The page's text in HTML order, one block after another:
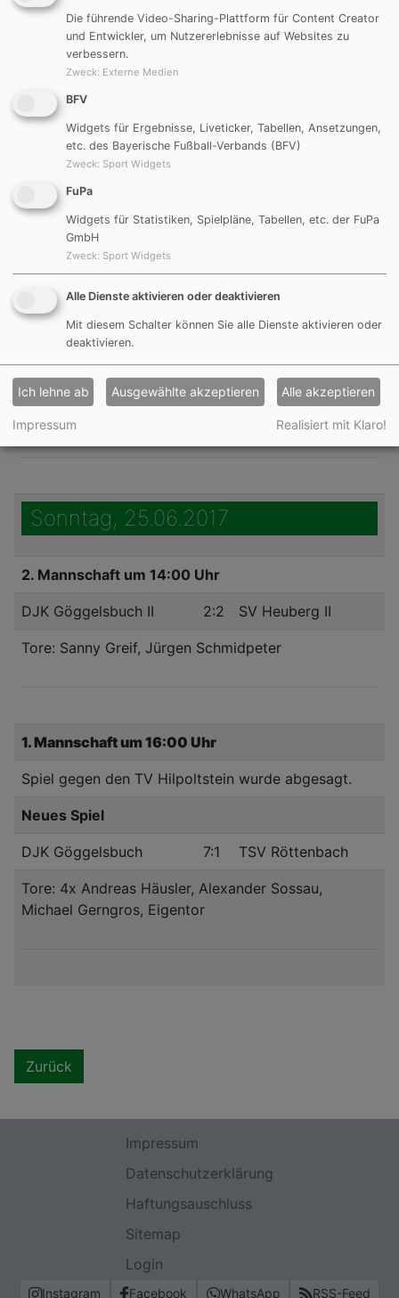
Tore: Johannes Kraußer, Andreas Häusler
Pyraser-Cup um 13:35Uhr
SpVgg Hüttenbach 2:2 DJK Göggelsbuch
9m schießen: 4:3
Tore: Andreas Häusler
Pyraser-Cup um 15:12 Uhr
SV Burggrafenhof 1:0 DJK Göggelsbuch
Tore:
Sonntag, 25.06.2017
2. Mannschaft um 14:00 Uhr
DJK Göggelsbuch II 2:2 SV Heuberg II
Tore: Sanny Greif, Jürgen Schmidpeter
1. Mannschaft um 16:00 Uhr
Spiel gegen den TV Hilpoltstein wurde abgesagt.
Neues Spiel
DJK Göggelsbuch 7:1 TSV Röttenbach
Tore: 4x Andreas Häusler, Alexander Sossau,
Michael Gerngros, Eigentor
Zurück
Impressum
Datenschutzerklärung
Haftungsauschluss
Sitemap
Login
Instagram Facebook WhatsApp RSS-Feed
Die führende Video-Sharing-Plattform für Content Creator
und Entwickler, um Nutzererlebnisse auf Websites zu
verbessern.
Zweck: Externe Medien
BFV
Widgets für Ergebnisse, Liveticker, Tabellen, Ansetzungen,
etc. des Bayerische Fußball-Verbands (BFV)
Zweck: Sport Widgets
FuPa
Widgets für Statistiken, Spielpläne, Tabellen, etc. der FuPa
GmbH
Zweck: Sport Widgets
Alle Dienste aktivieren oder deaktivieren
Mit diesem Schalter können Sie alle Dienste aktivieren oder
deaktivieren.
Ich lehne ab Ausgewählte akzeptieren Alle akzeptieren
Impressum Realisiert mit Klaro!